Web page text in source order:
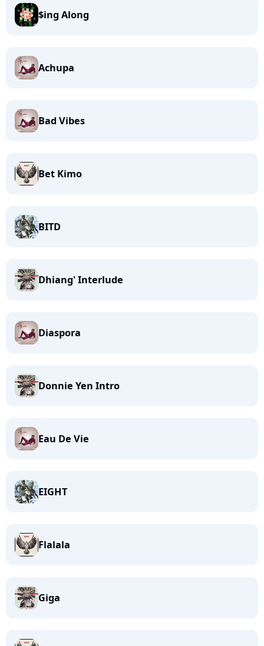
$ing Along
Achupa
Bad Vibes
Bet Kimo
BITD
Dhiang' Interlude
Diaspora
Donnie Yen Intro
Eau De Vie
EIGHT
Flalala
Giga